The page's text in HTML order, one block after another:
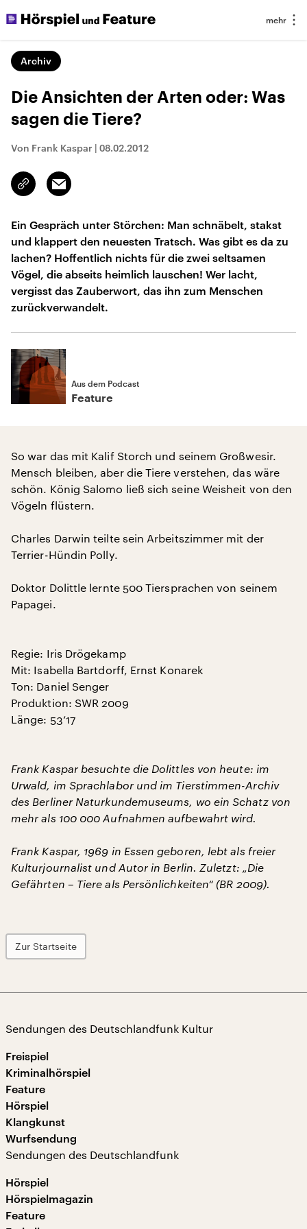
Archiv
Die Ansichten der Arten oder: Was
sagen die Tiere?
Von Frank Kaspar | 08.02.2012
Link
kopieren/teilen
Email
Ein Gespräch unter Störchen: Man schnäbelt, stakst
und klappert den neuesten Tratsch. Was gibt es da zu
lachen? Hoffentlich nichts für die zwei seltsamen
Vögel, die abseits heimlich lauschen! Wer lacht,
vergisst das Zauberwort, das ihn zum Menschen
zurückverwandelt.
Aus dem Podcast
Feature
So war das mit Kalif Storch und seinem Großwesir.
Mensch bleiben, aber die Tiere verstehen, das wäre
schön. König Salomo ließ sich seine Weisheit von den
Vögeln flüstern.
Charles Darwin teilte sein Arbeitszimmer mit der
Terrier-Hündin Polly.
Doktor Dolittle lernte 500 Tiersprachen von seinem
Papagei.
Regie: Iris Drögekamp
Mit: Isabella Bartdorff, Ernst Konarek
Ton: Daniel Senger
Produktion: SWR 2009
Länge: 53‘17
Frank Kaspar besuchte die Dolittles von heute: im
Urwald, im Sprachlabor und im Tierstimmen-Archiv
des Berliner Naturkundemuseums, wo ein Schatz von
mehr als 100 000 Aufnahmen aufbewahrt wird.
Frank Kaspar, 1969 in Essen geboren, lebt als freier
Kulturjournalist und Autor in Berlin. Zuletzt: „Die
Gefährten – Tiere als Persönlichkeiten“ (BR 2009).
Zur Startseite
Sendungen des Deutschlandfunk Kultur
Freispiel
Kriminalhörspiel
Feature
Hörspiel
Klangkunst
Wurfsendung
Sendungen des Deutschlandfunk
Hörspiel
Hörspielmagazin
Feature